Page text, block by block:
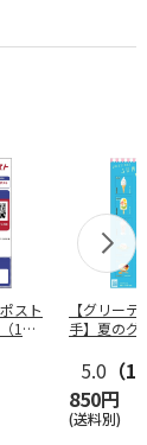
スト
1個
【グリーテ
手】夏のグ
5.0 （10
850円
(送料別)